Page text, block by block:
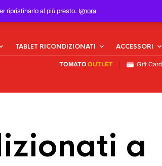
ripristinarlo al più presto. Ignora
TABLET RICONDIZIONATI ACCESSORI
TOMATO OUTLET Gift Card
a